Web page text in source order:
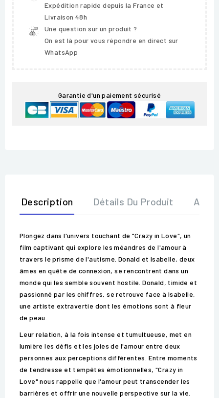
Expédition rapide depuis la France et
Livraison 48h
Une question sur un produit ?
On est là pour vous répondre en direct sur
WhatsApp
Garantie d'un paiement sécurisé
Description Détails Du Produit Avis
Plongez dans l'univers touchant de "Crazy in Love", un
film captivant qui explore les méandres de l'amour à
travers le prisme de l'autisme. Donald et Isabelle, deux
âmes en quête de connexion, se rencontrent dans un
monde qui les semble souvent hostile. Donald, timide et
passionné par les chiffres, se retrouve face à Isabelle,
une artiste extravertie dont les émotions sont à fleur
de peau.
Leur relation, à la fois intense et tumultueuse, met en
lumière les défis et les joies de l'amour entre deux
personnes aux perceptions différentes. Entre moments
de tendresse et tempêtes émotionnelles, "Crazy in
Love" nous rappelle que l'amour peut transcender les
barrières et offrir une nouvelle perspective sur la vie.